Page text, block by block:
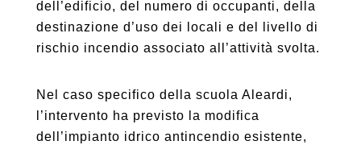
dell’edificio, del numero di occupanti, della
destinazione d’uso dei locali e del livello di
rischio incendio associato all’attività svolta.
Nel caso specifico della scuola Aleardi,
l’intervento ha previsto la modifica
dell’impianto idrico antincendio esistente,